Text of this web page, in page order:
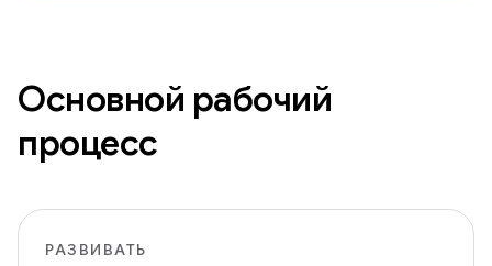
Основной рабочий
процесс
РАЗВИВАТЬ